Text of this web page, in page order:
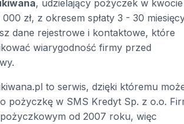
, udzielający pożyczek w kwocie
zł, z okresem spłaty 3 - 30
dane rejestrowe i kontaktowe, które
wiarygodność firmy przed
to serwis, dzięki któremu
pożyczkę w SMS Kredyt Sp. z o.o.
od 2007 roku, więc